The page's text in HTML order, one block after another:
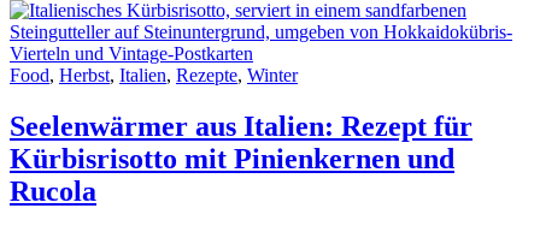
Food, Herbst, Italien, Rezepte, Winter
Seelenwärmer aus Italien: Rezept für
Kürbisrisotto mit Pinienkernen und
Rucola